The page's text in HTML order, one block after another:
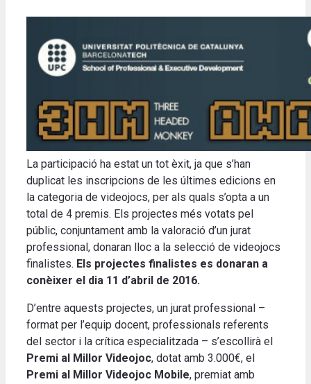
La participació ha estat un tot èxit, ja que s’han
duplicat les inscripcions de les últimes edicions en
la categoria de videojocs, per als quals s’opta a un
total de 4 premis. Els projectes més votats pel
públic, conjuntament amb la valoració d’un jurat
professional, donaran lloc a la selecció de videojocs
finalistes. Els projectes finalistes es donaran a
conèixer el dia 11 d’abril de 2016.
D’entre aquests projectes, un jurat professional –
format per l’equip docent, professionals referents
del sector i la crítica especialitzada – s’escollirà el
Premi al Millor Videojoc, dotat amb 3.000€, el
Premi al Millor Videojoc Mobile, premiat amb